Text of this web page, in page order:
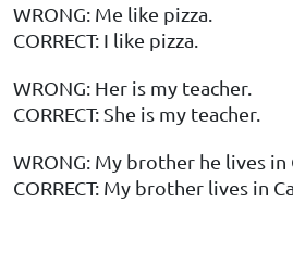
WRONG: Me like pizza.
CORRECT: I like pizza.
WRONG: Her is my teacher.
CORRECT: She is my teacher.
WRONG: My brother he lives in
CORRECT: My brother lives in